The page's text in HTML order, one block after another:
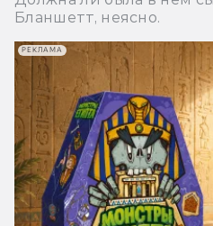
Бланшетт, неясно.
РЕКЛАМА